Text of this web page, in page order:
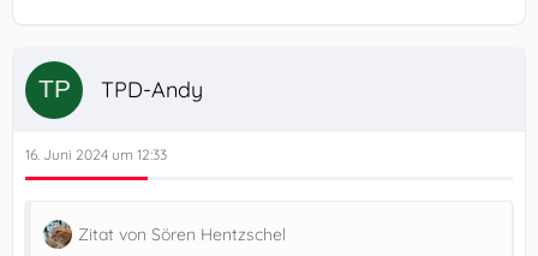
TPD-Andy
16. Juni 2024 um 12:33
Zitat von Sören Hentzschel